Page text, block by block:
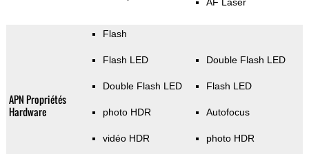
APN Propriétés
Hardware
Flash
Flash LED
Double Flash LED
photo HDR
vidéo HDR
Double Flash LED
Flash LED
Autofocus
photo HDR